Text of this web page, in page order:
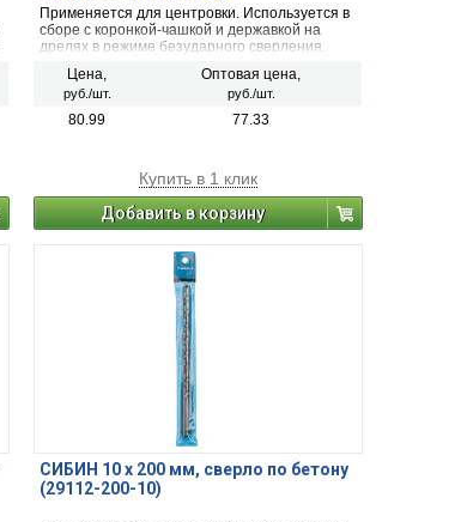
Применяется для центровки. Используется в
сборе с коронкой-чашкой и державкой на
дрелях в режиме безударного сверления.
Цена,
руб./шт.
Оптовая цена,
руб./шт.
80.99 77.33
Купить в 1 клик
Добавить в корзину
СИБИН 10 x 200 мм, сверло по бетону
(29112-200-10)